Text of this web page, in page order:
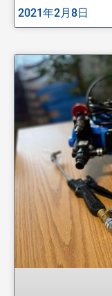
2021年2月8日